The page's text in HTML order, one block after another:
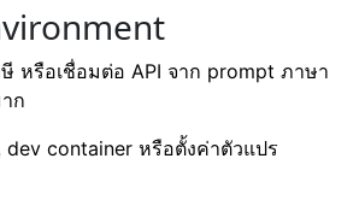
หรือเชื่อมต่อ API จาก prompt ภาษา
ก
container หรือตั้งค่าตัวแปร